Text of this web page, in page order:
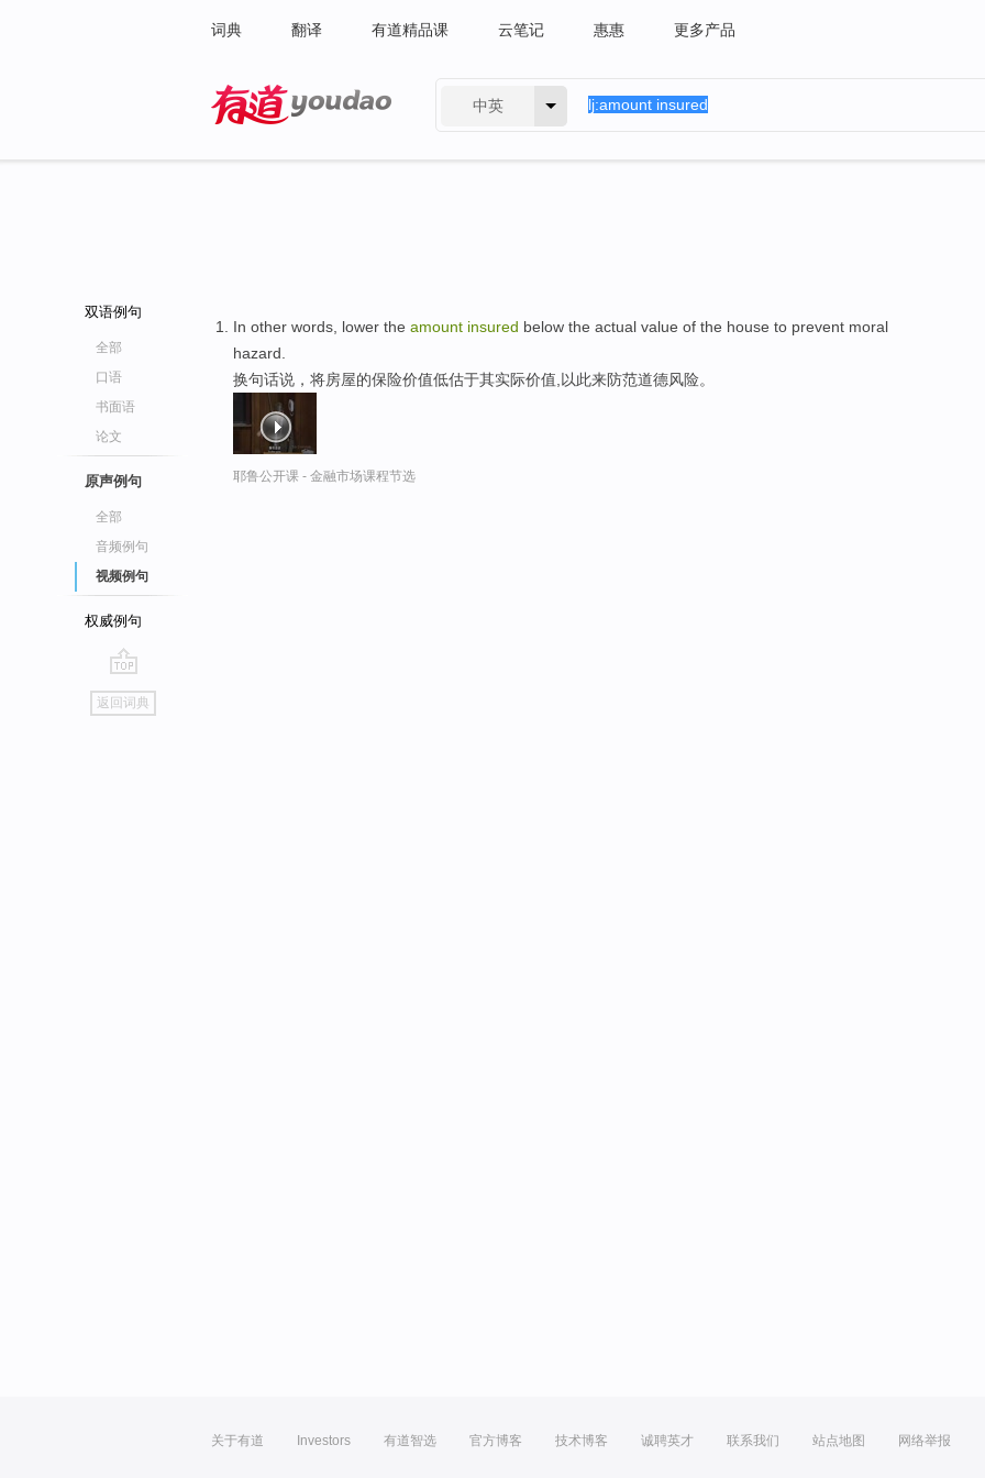
词典 翻译 有道精品课 云笔记 惠惠 更多产品
中英
双语例句
全部
口语
书面语
论文
原声例句
全部
音频例句
视频例句
权威例句
go
top
返回词典
In other words, lower the amount insured below the actual value of the house to prevent moral
hazard.
换句话说，将房屋的保险价值低估于其实际价值,以此来防范道德风险。
耶鲁公开课 - 金融市场课程节选
关于有道 Investors 有道智选 官方博客 技术博客 诚聘英才 联系我们 站点地图 网络举报